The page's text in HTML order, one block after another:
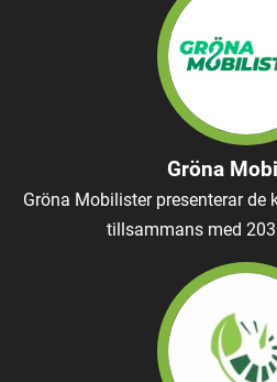
Gröna
Gröna Mobilister presenterar
tillsammans med